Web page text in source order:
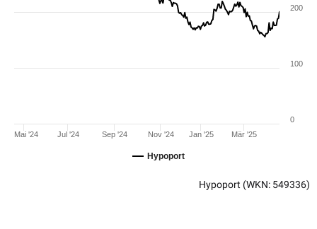
Hypoport
Mai '24 Jul '24 Sep '24 Nov '24 Jan '25 Mär '25
0
100
200
Hypoport (WKN: 549336)